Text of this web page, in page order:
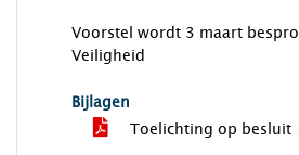
Voorstel wordt 3 maart
Veiligheid
Bijlagen
Toelichting op besluit